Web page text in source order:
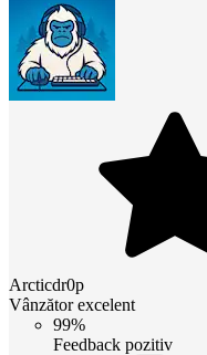
Arcticdr0p
Vânzător excelent
99%
Feedback pozitiv